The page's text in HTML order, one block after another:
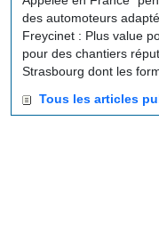
des automoteurs
Freycinet : Plus value
pour des chantiers
Strasbourg dont les
Tous les articles